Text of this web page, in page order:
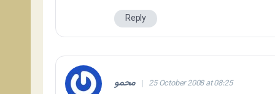
Reply
محمو 25 October 2008 at 08:25